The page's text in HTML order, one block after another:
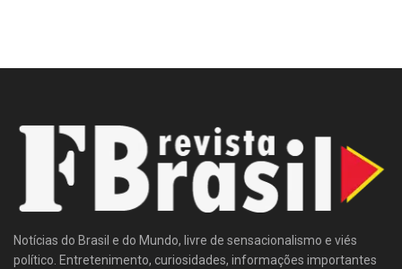
Notícias do Brasil e do Mundo, livre de sensacionalismo e viés
político. Entretenimento, curiosidades, informações importantes